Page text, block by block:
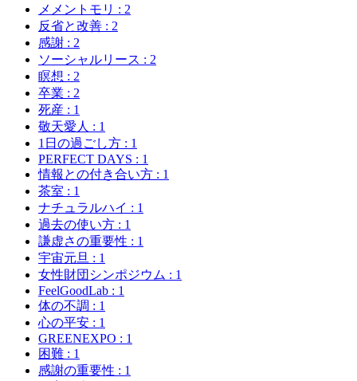
メメントモリ : 2
反省と改善 : 2
感謝 : 2
ソーシャルリース : 2
瞑想 : 2
卒業 : 2
死産 : 1
敬天愛人 : 1
1日の過ごし方 : 1
PERFECT DAYS : 1
情報との付き合い方 : 1
茶室 : 1
ナチュラルハイ : 1
過去の使い方 : 1
謙虚さの重要性 : 1
宇宙元旦 : 1
女性財団シンポジウム : 1
FeelGoodLab : 1
体の不調 : 1
心の平安 : 1
GREENEXPO : 1
困難 : 1
感謝の重要性 : 1